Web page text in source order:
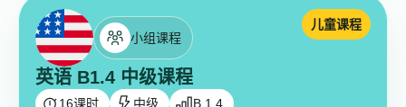
小组课程
英语 B1.4 中级课程
儿童课程
16课时 中级 B 1.4